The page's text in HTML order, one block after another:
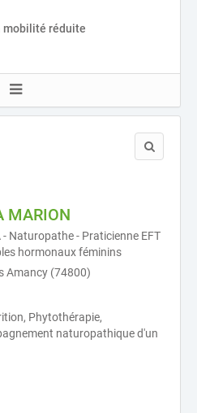
mobilité réduite
MARION
- Naturopathe - Praticienne EFT
hormonaux féminins
Amancy (74800)
Phytothérapie,
naturopathique d'un